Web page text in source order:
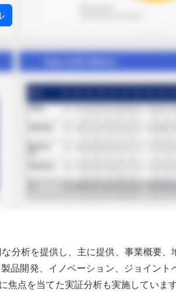
分析を提供し、主に提供、事業概要、
品開発、イノベーション、ジョイント
焦点を当てた実証分析も実施していま